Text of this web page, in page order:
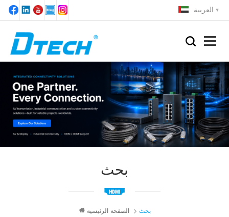
العربية
بحث
الصفحة الرئيسية بحث